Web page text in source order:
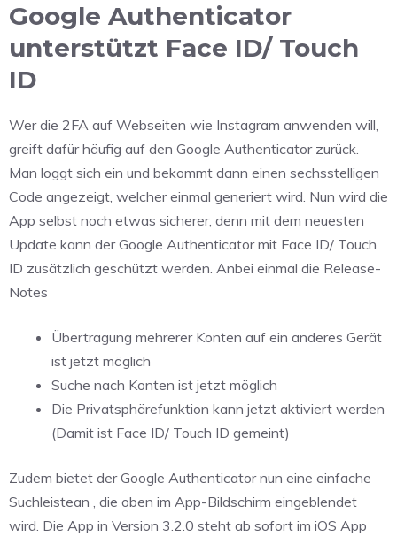
Google Authenticator
unterstützt Face ID/ Touch
ID
Wer die 2FA auf Webseiten wie Instagram anwenden will,
greift dafür häufig auf den Google Authenticator zurück.
Man loggt sich ein und bekommt dann einen sechsstelligen
Code angezeigt, welcher einmal generiert wird. Nun wird die
App selbst noch etwas sicherer, denn mit dem neuesten
Update kann der Google Authenticator mit Face ID/ Touch
ID zusätzlich geschützt werden. Anbei einmal die Release-
Notes
Übertragung mehrerer Konten auf ein anderes Gerät
ist jetzt möglich
Suche nach Konten ist jetzt möglich
Die Privatsphärefunktion kann jetzt aktiviert werden
(Damit ist Face ID/ Touch ID gemeint)
Zudem bietet der Google Authenticator nun eine einfache
Suchleistean , die oben im App-Bildschirm eingeblendet
wird. Die App in Version 3.2.0 steht ab sofort im iOS App